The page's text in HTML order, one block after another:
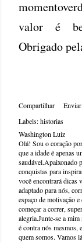
valor é
Obrigado
Compartilhar
Labels:historias
Washington Luiz
Olá! Sou o coração
que a idade é apenas
saudável.Apaixonado
conquistas para
você encontrará dicas
adaptado para nós,
espaço de motivação
começar a correr,
alegria.Junte-se a
é contra nós mesmos,
quem somos. Vamos